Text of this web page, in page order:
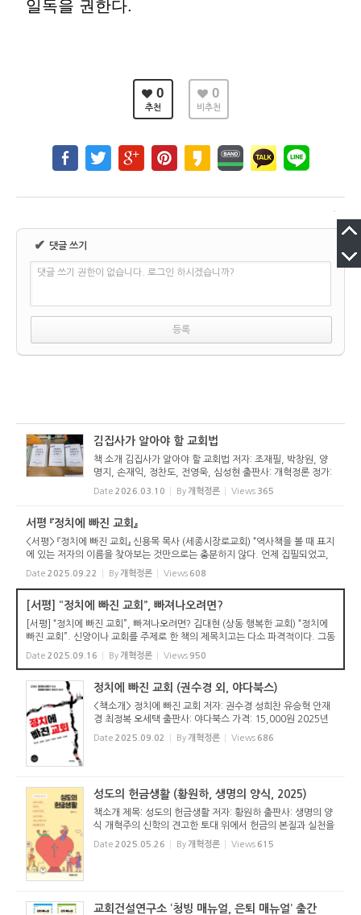
일독을 권한다.
0
추천
0
비추천
✔ 댓글 쓰기
댓글 쓰기 권한이 없습니다. 로그인 하시겠습니까?
김집사가 알아야 할 교회법
책 소개 김집사가 알아야 할 교회법 저자: 조재필, 박창원, 양
명지, 손재익, 정찬도, 전영욱, 심성현 출판사: 개혁정론 정가:
15,000원 개혁정론 운영위원들이 집필한 두 번째 책이 나왔
다. 『김집사가 알아야 할 교회법』이다. 『청년이 알아야 할 7가
Date 2026.03.10 By 개혁정론 Views 365
서평 『정치에 빠진 교회』
<서평> 『정치에 빠진 교회』 신용목 목사 (세종시장로교회) “역사책을 볼 때 표지
에 있는 저자의 이름을 찾아보는 것만으로는 충분하지 않다. 언제 집필되었고,
언제 출판되었는지도 살펴보아야 한다. 때로는 이런 것이 더 많은 비밀을 드러
Date 2025.09.22 By 개혁정론 Views 608
[서평] “정치에 빠진 교회”, 빠져나오려면?
[서평] “정치에 빠진 교회”, 빠져나오려면? 김대현 (상동 행복한 교회) “정치에
빠진 교회”. 신앙이나 교회를 주제로 한 책의 제목치고는 다소 파격적이다. 그동
안 한국 사회에서 종교와 정치는 ‘불가근불가원’의 관계를...
Date 2025.09.16 By 개혁정론 Views 950
정치에 빠진 교회 (권수경 외, 야다북스)
<책소개> 정치에 빠진 교회 저자: 권수경 성희찬 유승혁 안재
경 최정복 오세택 출판사: 야다북스 가격: 15,000원 2025년
12월 3일에 터진 대통령의 비상계엄 선포를 시작으로 비상계
엄 해제와 대통령에 대한 탄핵과 파면, 그리고 제21대 대통령
Date 2025.09.02 By 개혁정론 Views 686
성도의 헌금생활 (황원하, 생명의 양식, 2025)
책소개 제목: 성도의 헌금생활 저자: 황원하 출판사: 생명의 양
식 개혁주의 신학의 견고한 토대 위에서 헌금의 본질과 실천을
탐구한 신간 『성도의 헌금생활』이 출간되었다. 이 책은 헌금을
단순한 금전적 행위로 보지 않고, 하나님의 주권과 은혜에 대
Date 2025.05.26 By 개혁정론 Views 615
교회건설연구소 ‘청빙 매뉴얼, 은퇴 매뉴얼’ 출간